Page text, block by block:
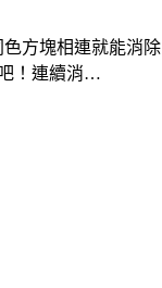
色方塊相連就能
！連續消…